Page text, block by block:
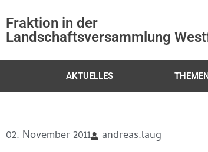
Fraktion in der
Landschaftsversammlung
AKTUELLES
02. November 2011 andreas.laug